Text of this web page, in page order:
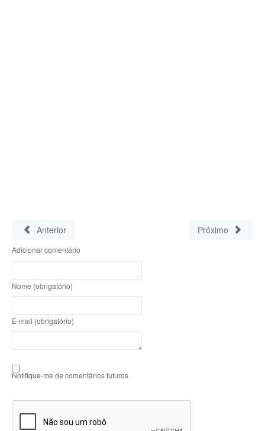
Anterior Próximo
Adicionar comentário
Nome (obrigatório)
E-mail (obrigatório)
Notifique-me de comentários futuros